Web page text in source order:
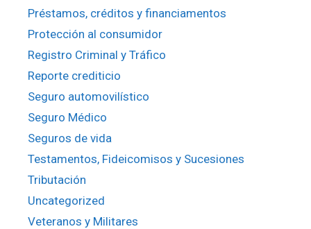
Préstamos, créditos y financiamentos
Protección al consumidor
Registro Criminal y Tráfico
Reporte crediticio
Seguro automovilístico
Seguro Médico
Seguros de vida
Testamentos, Fideicomisos y Sucesiones
Tributación
Uncategorized
Veteranos y Militares